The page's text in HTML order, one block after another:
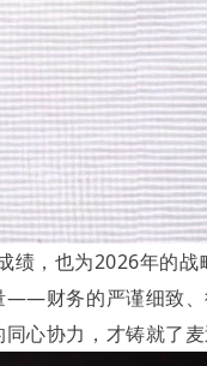
，也为2026年的战
财务的严谨细致
心协力，才铸就了